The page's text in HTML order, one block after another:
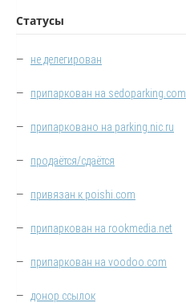
Статусы
— не делегирован
— припаркован на sedoparking.com
— припарковано на parking.nic.ru
— продаётся/сдаётся
— привязан к poishi.com
— припаркован на rookmedia.net
— припаркован на voodoo.com
— донор ссылок